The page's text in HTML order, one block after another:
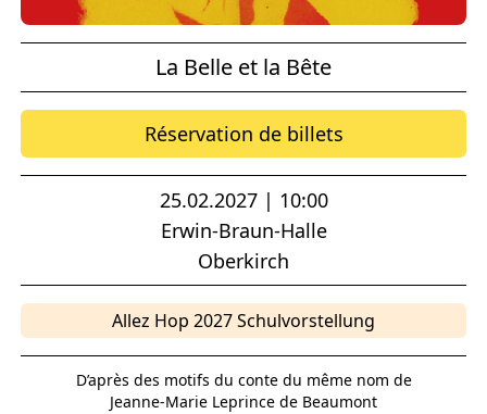
La Belle et la Bête
Réservation de billets
25.02.2027 | 10:00
Erwin-Braun-Halle
Oberkirch
Allez Hop 2027 Schulvorstellung
D’après des motifs du conte du même nom de
Jeanne-Marie Leprince de Beaumont